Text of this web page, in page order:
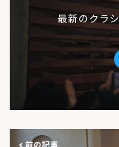
最新のクラ
前の記事